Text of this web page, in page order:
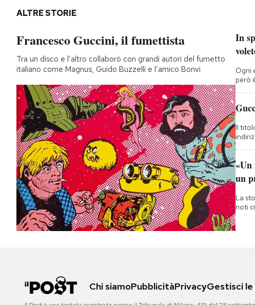
ALTRE STORIE
Francesco Guccini, il fumettista
Tra un disco e l’altro collaborò con grandi autori del fumetto
italiano come Magnus, Guido Buzzelli e l’amico Bonvi
In
Ogni
però
Il
«Un
un
La
noti
Chi siamoPubblicitàPrivacyGestisci